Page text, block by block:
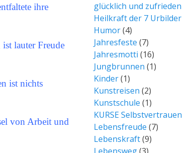
ihre
lauter Freude
ist nichts
von Arbeit und
glücklich und
Heilkraft der 7 Urbilder
Humor(4)
Jahresfeste (7)
Jahresmotti (16)
Jungbrunnen (1)
Kinder(1)
Kunstreisen (2)
Kunstschule (1)
KURSE Selbstvertrauen
Lebensfreude (7)
Lebenskraft(9)